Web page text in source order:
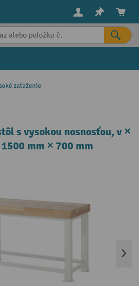
zaťaženie
s vysokou nosnosťou, v ×
mm × 700 mm